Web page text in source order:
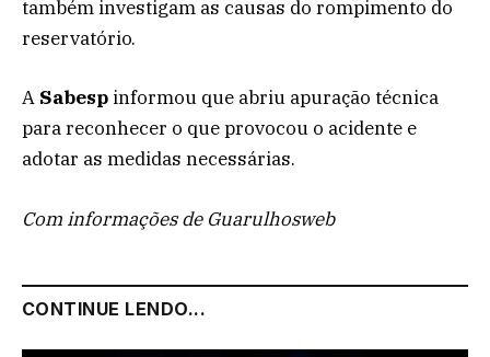
também investigam as causas do rompimento do
reservatório.
A Sabesp informou que abriu apuração técnica
para reconhecer o que provocou o acidente e
adotar as medidas necessárias.
Com informações de Guarulhosweb
CONTINUE LENDO...